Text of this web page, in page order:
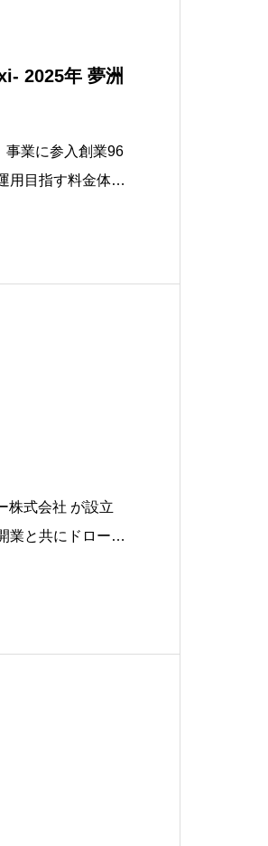
洲
事業に参入創業96
用目指す料金体系
株式会社 が設立
業と共にドローン